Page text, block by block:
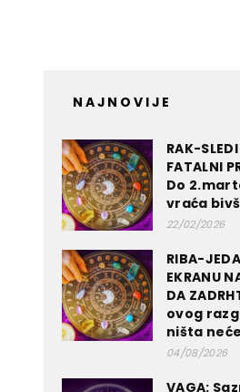
NAJNOVIJE
RAK-
FATALNI
Do
vraća
22/02/2026
RIBA-
EKRANU
DA
ovog
ništa
04/08/2026
VAGA: